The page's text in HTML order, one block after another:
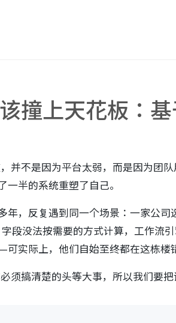
撞上天花板：
，并不是因为平台太弱，而是因为
半的系统重塑了自己。
年，反复遇到同一个场景：一家公
段没法按需要的方式计算，工作流
实际上，他们自始至终都在这栋楼
须搞清楚的头等大事，所以我们要把